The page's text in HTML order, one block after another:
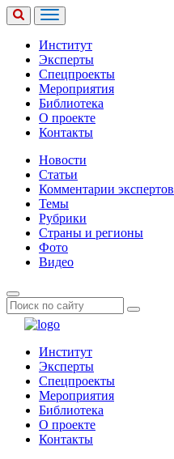
Институт
Эксперты
Спецпроекты
Мероприятия
Библиотека
О проекте
Контакты
Новости
Статьи
Комментарии экспертов
Темы
Рубрики
Страны и регионы
Фото
Видео
Институт
Эксперты
Спецпроекты
Мероприятия
Библиотека
О проекте
Контакты